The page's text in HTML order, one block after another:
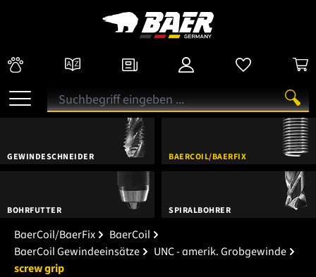
GEWINDESCHNEIDER BAERCOIL/BAERFIX
BOHRFUTTER SPIRALBOHRER
BaerCoil/BaerFix
BaerCoil
BaerCoil Gewindeeinsätze
UNC - amerik. Grobgewinde
screw grip